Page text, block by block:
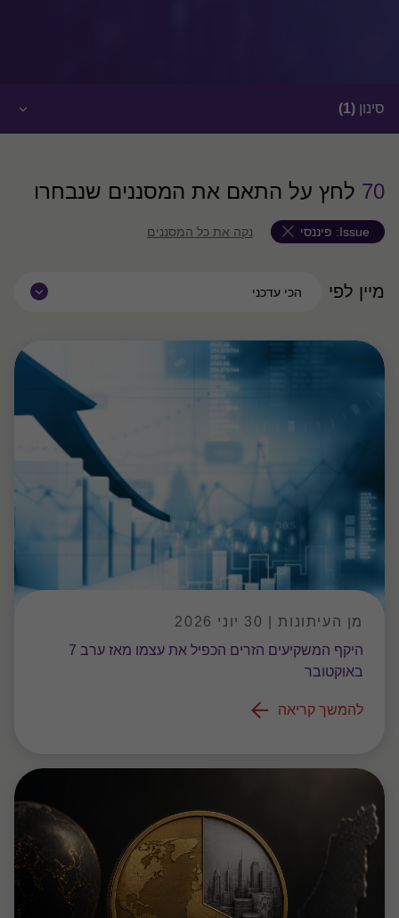
סינון (1)
70 לחץ על התאם את המסננים שנבחרו
Issue: פיננסי נקה את כל המסננים
מיין לפי הכי עדכני
מן העיתונות | 30 יוני 2026
היקף המשקיעים הזרים הכפיל את עצמו מאז ערב 7
באוקטובר
להמשך קריאה